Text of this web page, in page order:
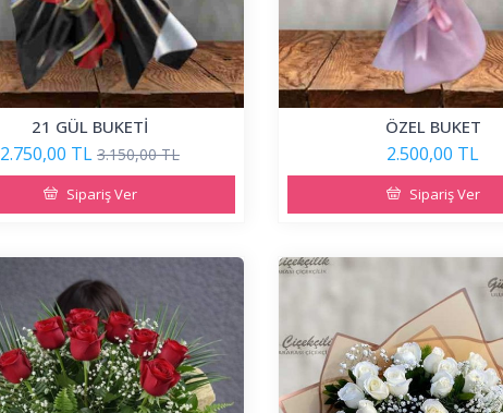
21 GÜL BUKETİ
2.750,00 TL 3.150,00 TL
Sipariş Ver
ÖZEL BUKET
2.500,00 TL
Sipariş Ver